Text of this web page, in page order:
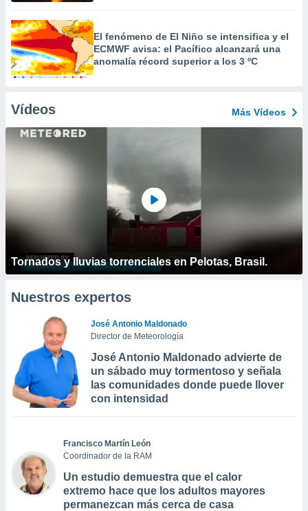
El fenómeno de El Niño se intensifica y el
ECMWF avisa: el Pacífico alcanzará una
anomalía récord superior a los 3 ºC
Vídeos Más Vídeos
Tornados y lluvias torrenciales en Pelotas, Brasil.
Nuestros expertos
José Antonio Maldonado
Director de Meteorología
José Antonio Maldonado advierte de
un sábado muy tormentoso y señala
las comunidades donde puede llover
con intensidad
Francisco Martín León
Coordinador de la RAM
Un estudio demuestra que el calor
extremo hace que los adultos mayores
permanezcan más cerca de casa